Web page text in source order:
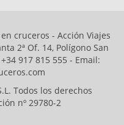
cruceros - Acción Viajes
2ª Of. 14, Polígono San
917 815 555 - Email:
Todos los derechos
nº 29780-2